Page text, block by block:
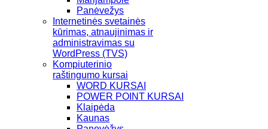
Panėvežys
Internetinės svetainės
kūrimas, atnaujinimas ir
administravimas su
WordPress (TVS)
Kompiuterinio
raštingumo kursai
WORD KURSAI
POWER POINT KURSAI
Klaipėda
Kaunas